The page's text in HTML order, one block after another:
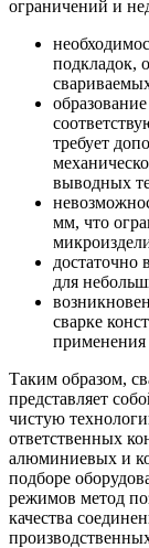
ограничений и
подкладок,
требует
выводных
мм, что
достаточно
для
сварке
применения
Таким образом,
представляет
чистую
ответственных
алюминиевых и
подборе
режимов метод
качества